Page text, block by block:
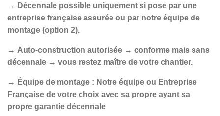
→ Décennale possible uniquement si pose par une
entreprise française assurée ou par notre équipe de
montage (option 2).
→ Auto-construction autorisée → conforme mais sans
décennale → vous restez maître de votre chantier.
→ Équipe de montage : Notre équipe ou Entreprise
Française de votre choix avec sa propre ayant sa
propre garantie décennale